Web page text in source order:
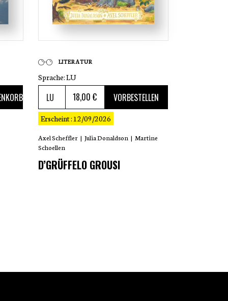
LITERATUR
Sprache:LU
18,00 € VORBESTELLEN
Erscheint : 12/09/2026
Axel Scheffler | Julia Donaldson | Martine
Schoellen
D’GRÜFFELO GROUSI